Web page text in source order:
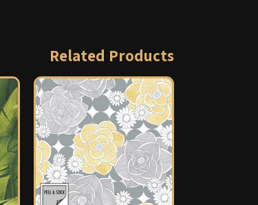
Related Products